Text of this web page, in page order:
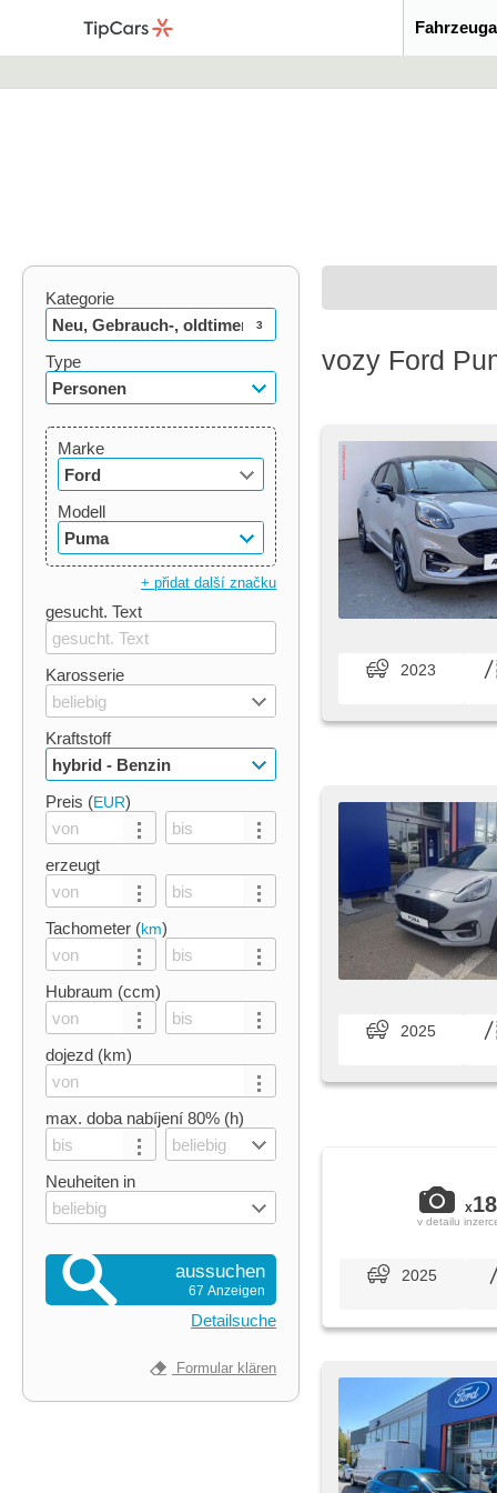
Kategorie
Neu, Gebrauch-, oldtimer
3
Type
Personen
Marke
Ford
Modell
Puma
+ přidat další značku
gesucht. Text
Karosserie
beliebig
Kraftstoff
hybrid - Benzin
Preis (EUR)
erzeugt
Tachometer (km)
Hubraum (ccm)
dojezd (km)
max. doba nabíjení 80% (h)
beliebig
Neuheiten in
beliebig
aussuchen
67 Anzeigen
Detailsuche
Formular klären
vozy Ford
2023
2025
x18
v detailu
2025